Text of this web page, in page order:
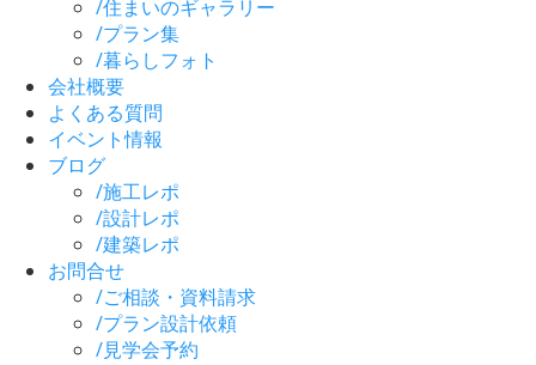
/住まいのギャラリー
/プラン集
/暮らしフォト
会社概要
よくある質問
イベント情報
ブログ
/施工レポ
/設計レポ
/建築レポ
お問合せ
/ご相談・資料請求
/プラン設計依頼
/見学会予約